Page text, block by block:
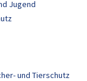
Jugend
und Tierschutz